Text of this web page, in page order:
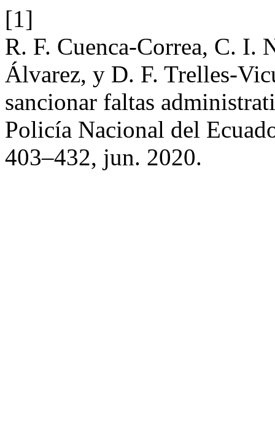
[1]
R. F. Cuenca-Correa, C. I.
Álvarez, y D. F. Trelles-
sancionar faltas
Policía Nacional del
403–432, jun. 2020.